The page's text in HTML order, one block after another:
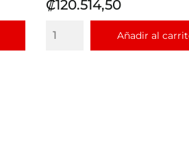
Precio
₡120.514,50
Añadir al